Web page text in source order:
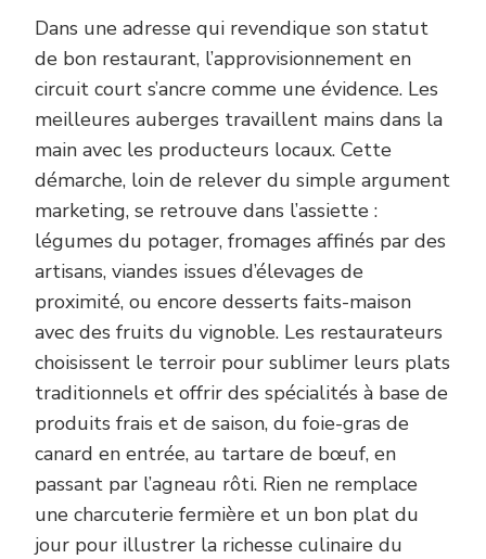
Dans une adresse qui revendique son statut
de bon restaurant, l’approvisionnement en
circuit court s’ancre comme une évidence. Les
meilleures auberges travaillent mains dans la
main avec les producteurs locaux. Cette
démarche, loin de relever du simple argument
marketing, se retrouve dans l’assiette :
légumes du potager, fromages affinés par des
artisans, viandes issues d’élevages de
proximité, ou encore desserts faits-maison
avec des fruits du vignoble. Les restaurateurs
choisissent le terroir pour sublimer leurs plats
traditionnels et offrir des spécialités à base de
produits frais et de saison, du foie-gras de
canard en entrée, au tartare de bœuf, en
passant par l’agneau rôti. Rien ne remplace
une charcuterie fermière et un bon plat du
jour pour illustrer la richesse culinaire du